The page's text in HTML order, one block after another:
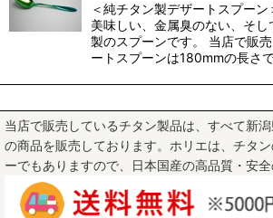
＜純チタン製デザートスプーン
美味しい、金属臭のない、そし
製のスプーンです。 当店で販
ートスプーンは180mmの長さ
当店で販売しているチタン製品は、すべて新
の商品を販売しております。ホリエは、チタ
ーでもありますので、日本国産の高品質・安全